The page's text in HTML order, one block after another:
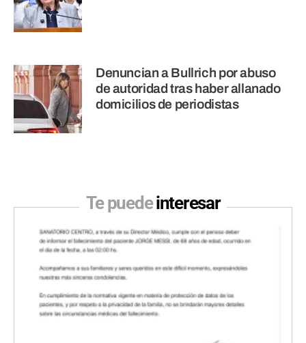
Denuncian a Bullrich por abuso
de autoridad tras haber allanado
domicilios de periodistas
Te puedeinteresar